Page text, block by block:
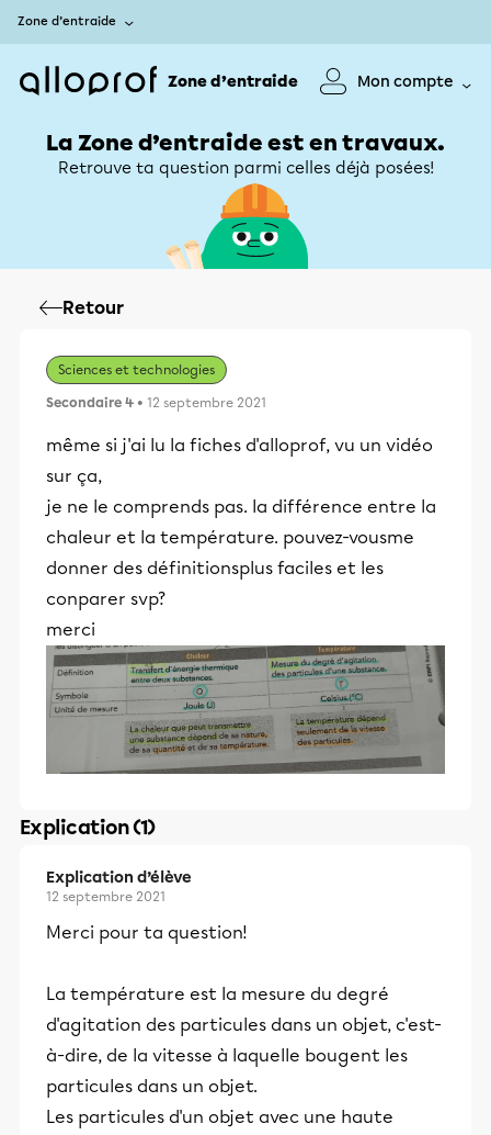
Zone d’entraide
Zone d’entraide Mon compte
La Zone d’entraide est en travaux.
Retrouve ta question parmi celles déjà posées!
Retour
Sciences et technologies
Secondaire 4 • 12 septembre 2021
même si j'ai lu la fiches d'alloprof, vu un vidéo
sur ça,
je ne le comprends pas. la différence entre la
chaleur et la température. pouvez-vousme
donner des définitionsplus faciles et les
conparer svp?
merci
Explication (1)
Explication d’élève
12 septembre 2021
Merci pour ta question!
La température est la mesure du degré
d'agitation des particules dans un objet, c'est-
à-dire, de la vitesse à laquelle bougent les
particules dans un objet.
Les particules d'un objet avec une haute